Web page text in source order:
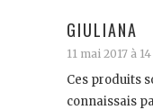
GIULIANA
11 mai 2017 à
Ces produits
connaissais